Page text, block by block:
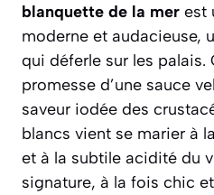
blanquette de la mer est
moderne et audacieuse,
qui déferle sur les palais.
promesse d’une sauce
saveur iodée des
blancs vient se marier à
et à la subtile acidité du
signature, à la fois chic